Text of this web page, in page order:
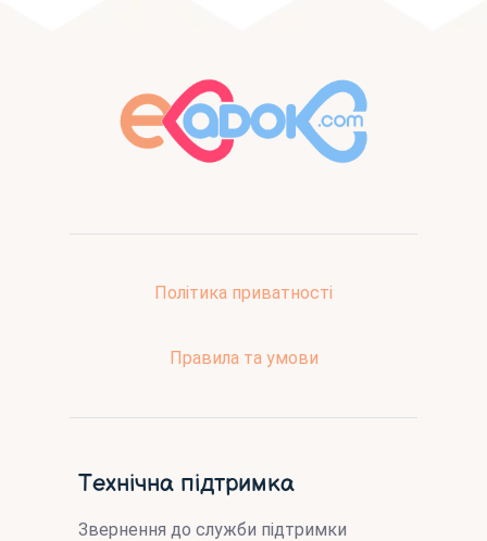
Політика приватності
Правила та умови
Технічна підтримка
Звернення до служби підтримки